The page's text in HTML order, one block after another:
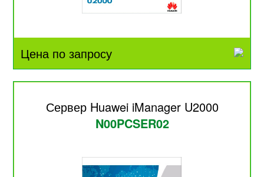
Цена по запросу
Сервер Huawei iManager U2000
N00PCSER02